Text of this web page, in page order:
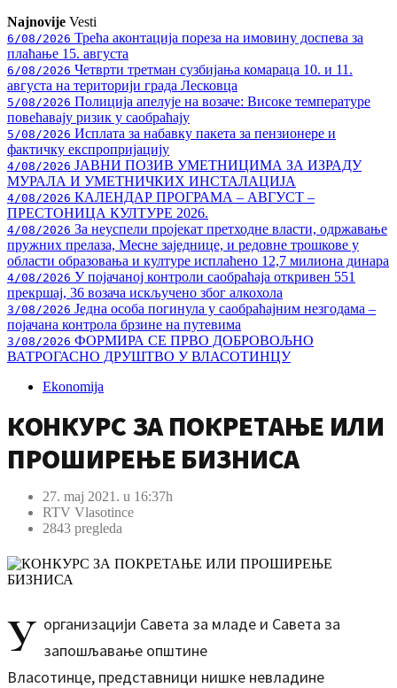
Najnovije Vesti
6/08/2026 Трећа аконтација пореза на имовину доспева за
плаћање 15. августа
6/08/2026 Четврти третман сузбијања комараца 10. и 11.
августа на територији града Лесковца
5/08/2026 Полиција апелује на возаче: Високе температуре
повећавају ризик у саобраћају
5/08/2026 Исплата за набавку пакета за пензионере и
фактичку експропријацију
4/08/2026 ЈАВНИ ПОЗИВ УМЕТНИЦИМА ЗА ИЗРАДУ
МУРАЛА И УМЕТНИЧКИХ ИНСТАЛАЦИЈА
4/08/2026 КАЛЕНДАР ПРОГРАМА – АВГУСТ –
ПРЕСТОНИЦА КУЛТУРЕ 2026.
4/08/2026 За неуспели пројекат претходне власти, одржавање
пружних прелаза, Месне заједнице, и редовне трошкове у
области образовања и културе исплаћено 12,7 милиона динара
4/08/2026 У појачаној контроли саобраћаја откривен 551
прекршај, 36 возача искључено због алкохола
3/08/2026 Једна особа погинула у саобраћајним незгодама –
појачана контрола брзине на путевима
3/08/2026 ФОРМИРА СЕ ПРВО ДОБРОВОЉНО
ВАТРОГАСНО ДРУШТВО У ВЛАСОТИНЦУ
Ekonomija
КОНКУРС ЗА ПОКРЕТАЊЕ ИЛИ
ПРОШИРЕЊЕ БИЗНИСА
27. maj 2021. u 16:37h
RTV Vlasotince
2843 pregleda
У организацији Савета за младе и Савета за
запошљавање општине
Власотинце, представници нишке невладине